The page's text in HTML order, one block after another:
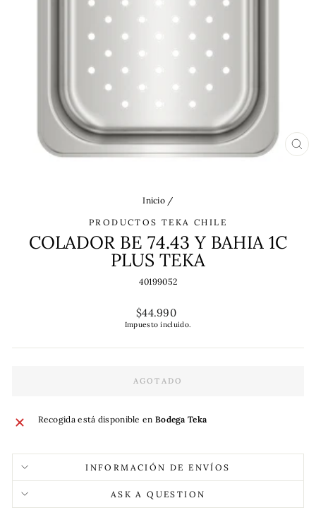
Inicio /
PRODUCTOS TEKA CHILE
COLADOR BE 74.43 Y BAHIA 1C
PLUS TEKA
40199052
Precio
habitual
$44.990
Impuesto incluido.
AGOTADO
Recogida está disponible en Bodega Teka
INFORMACIÓN DE ENVÍOS
ASK A QUESTION